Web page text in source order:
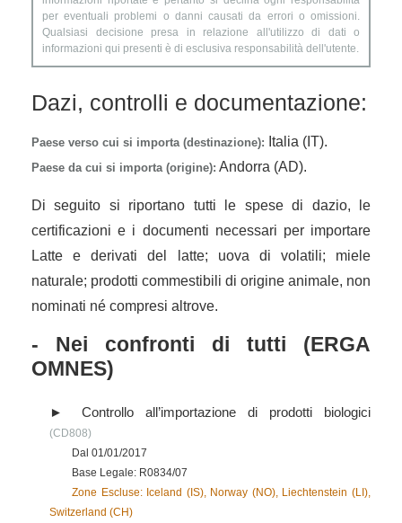
per eventuali problemi o danni causati da errori o omissioni.
Qualsiasi decisione presa in relazione all'utilizzo di dati o
informazioni qui presenti è di esclusiva responsabilità dell'utente.
Dazi, controlli e documentazione:
Paese verso cui si importa (destinazione): Italia (IT).
Paese da cui si importa (origine): Andorra (AD).
Di seguito si riportano tutti le spese di dazio, le
certificazioni e i documenti necessari per importare
Latte e derivati del latte; uova di volatili; miele
naturale; prodotti commestibili di origine animale, non
nominati né compresi altrove.
- Nei confronti di tutti (ERGA
OMNES)
Controllo all’importazione di prodotti biologici
(CD808)
Dal 01/01/2017
Base Legale: R0834/07
Zone Escluse: Iceland (IS), Norway (NO), Liechtenstein (LI),
Switzerland (CH)